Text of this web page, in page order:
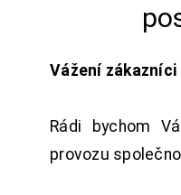
Vážení
Rádi bychom
provozu